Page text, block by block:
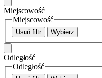
Miejscowość
Miejscowość
Usuń filtr Wybierz
Odległość
Odległość